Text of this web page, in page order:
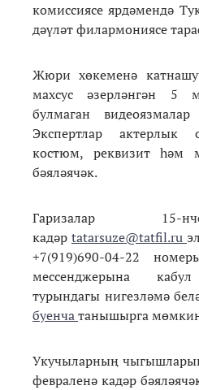
комиссиясе ярдәмендә
дәүләт филармониясе
Жюри хөкеменә
махсус әзерләнгән 5
булмаган
Экспертлар актерлык
костюм, реквизит һәм
бәяләячәк.
Гаризалар 15-
кадәр tatarsuze@tatfil.ru
+7(919)690-04-22
мессенджерына
турындагы нигезләмә
буенчатанышырга
Укучыларның
февраленә кадәр